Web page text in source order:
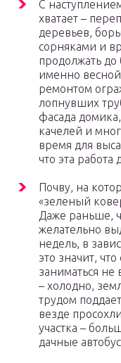
С
хватает –
деревьев,
сорняками и
продолжать до
именно
ремонтом
лопнувших
фасада
качелей и
время для
что эта работа
Почву, на
«зеленый
Даже раньше,
желательно
недель, в
это значит,
заниматься не
– холодно,
трудом
везде
участка –
дачные